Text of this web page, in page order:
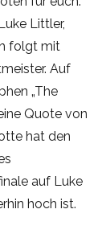
Littler,
folgt mit
Auf
„The
Quote von
hat den
auf Luke
hoch ist.